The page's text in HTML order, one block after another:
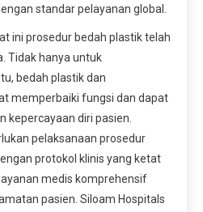
standar pelayanan global.
ini prosedur bedah plastik telah
Tidak hanya untuk
bedah plastik dan
memperbaiki fungsi dan dapat
diri pasien.
pelaksanaan prosedur
protokol klinis yang ketat
medis komprehensif
pasien. Siloam Hospitals